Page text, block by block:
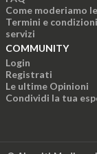
Come moderiamo
Termini e
servizi
COMMUNITY
Login
Registrati
Le ultime Opinioni
Condividi la tua